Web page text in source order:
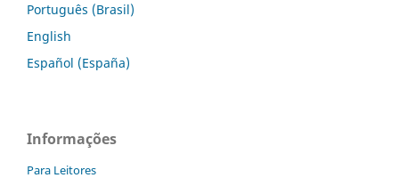
Português (Brasil)
English
Español (España)
Informações
Para Leitores